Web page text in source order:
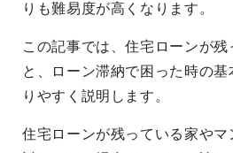
りも難易度が高くなります。
この記事では、住宅ローンが
と、ローン滞納で困った時の
りやすく説明します。
住宅ローンが残っている家や